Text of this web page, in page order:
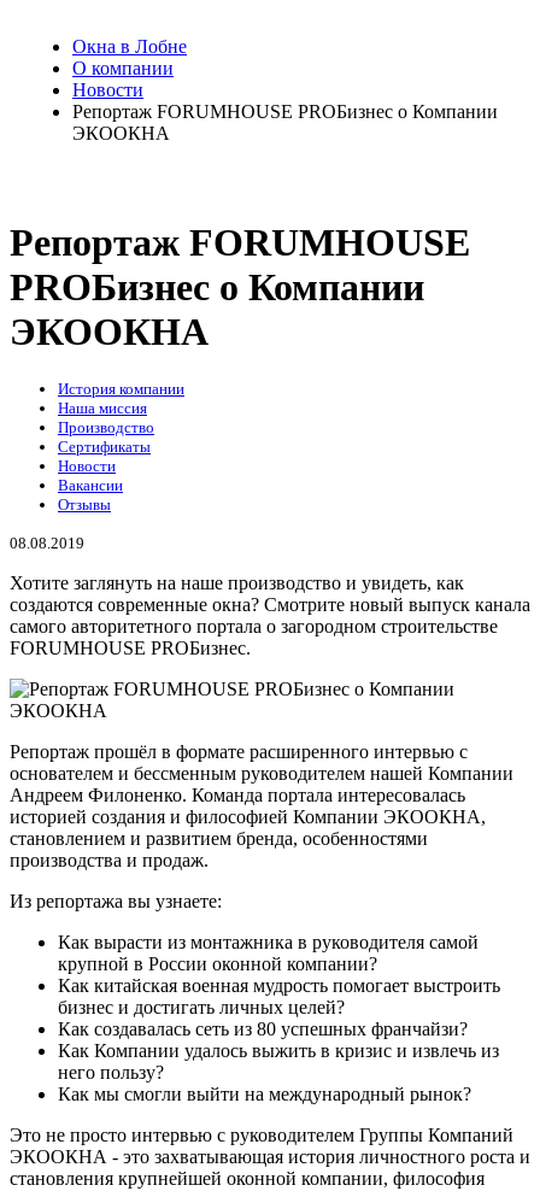
Окна в Лобне
О компании
Новости
Репортаж FORUMHOUSE PROБизнес о Компании
ЭКООКНА
Репортаж FORUMHOUSE
PROБизнес о Компании
ЭКООКНА
История компании
Наша миссия
Производство
Сертификаты
Новости
Вакансии
Отзывы
08.08.2019
Хотите заглянуть на наше производство и увидеть, как
создаются современные окна? Смотрите новый выпуск канала
самого авторитетного портала о загородном строительстве
FORUMHOUSE PROБизнес.
Репортаж прошёл в формате расширенного интервью с
основателем и бессменным руководителем нашей Компании
Андреем Филоненко. Команда портала интересовалась
историей создания и философией Компании ЭКООКНА,
становлением и развитием бренда, особенностями
производства и продаж.
Из репортажа вы узнаете:
Как вырасти из монтажника в руководителя самой
крупной в России оконной компании?
Как китайская военная мудрость помогает выстроить
бизнес и достигать личных целей?
Как создавалась сеть из 80 успешных франчайзи?
Как Компании удалось выжить в кризис и извлечь из
него пользу?
Как мы смогли выйти на международный рынок?
Это не просто интервью с руководителем Группы Компаний
ЭКООКНА - это захватывающая история личностного роста и
становления крупнейшей оконной компании, философия